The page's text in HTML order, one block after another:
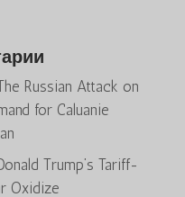
Russian Attack on
for Caluanie
Trump’s Tariff-
Oxidize